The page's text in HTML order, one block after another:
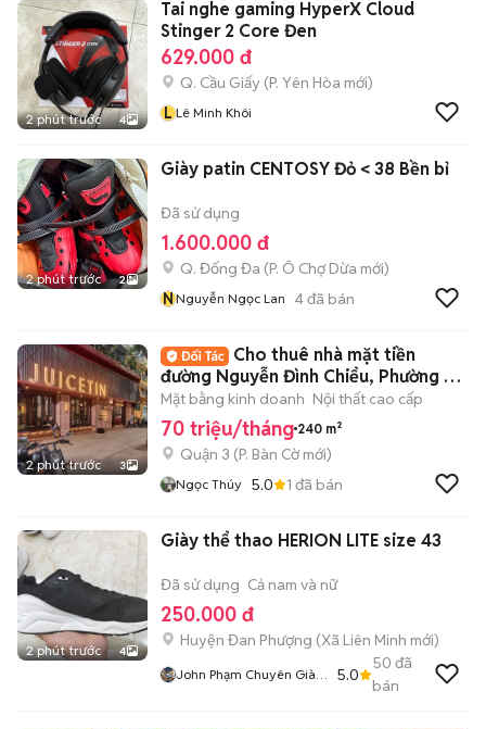
2 phút trước 4
Tai nghe gaming HyperX Cloud
Stinger 2 Core Đen
629.000 đ
Q. Cầu Giấy (P. Yên Hòa mới)
L Lê Minh Khôi
2 phút trước 2
Giày patin CENTOSY Đỏ < 38 Bền bỉ
Đã sử dụng
1.600.000 đ
Q. Đống Đa (P. Ô Chợ Dừa mới)
NNguyễn Ngọc Lan 4đã bán
2 phút trước 3
Cho thuê nhà mặt tiền
đường Nguyễn Đình Chiểu, Phường 5,
Quận 3
Mặt bằng kinh doanh Nội thất cao cấp
70 triệu/tháng 240 m²
Quận 3 (P. Bàn Cờmới)
Ngọc Thúy 5.0 1 đã bán
2 phút trước 4
Giày thể thao HERION LITE size 43
Đã sử dụng Cả nam và nữ
250.000 đ
Huyện Đan Phượng (Xã Liên Minh mới)
John Phạm Chuyên Giày
5.0
50 đã
bán